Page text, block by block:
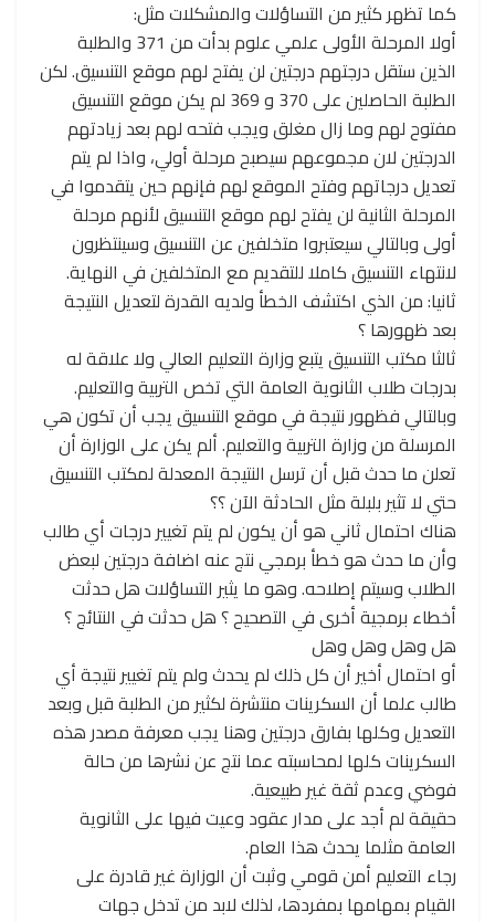
كما تظهر كثير من التساؤلات والمشكلات مثل:
أولا المرحلة الأولى علمي علوم بدأت من 371 والطلبة
الذين ستقل درجتهم درجتين لن يفتح لهم موقع التنسيق. لكن
الطلبة الحاصلين على 370 و 369 لم يكن موقع التنسيق
مفتوح لهم وما زال مغلق ويجب فتحه لهم بعد زيادتهم
الدرجتين لان مجموعهم سيصبح مرحلة أولي، واذا لم يتم
تعديل درجاتهم وفتح الموقع لهم فإنهم حين يتقدموا في
المرحلة الثانية لن يفتح لهم موقع التنسيق لأنهم مرحلة
أولى وبالتالي سيعتبروا متخلفين عن التنسيق وسينتظرون
لانتهاء التنسيق كاملا للتقديم مع المتخلفين في النهاية.
ثانيا: من الذي اكتشف الخطأ ولديه القدرة لتعديل النتيجة
بعد ظهورها ؟
ثالثا مكتب التنسيق يتبع وزارة التعليم العالي ولا علاقة له
بدرجات طلاب الثانوية العامة التي تخص التربية والتعليم.
وبالتالي فظهور نتيجة في موقع التنسيق يجب أن تكون هي
المرسلة من وزارة التربية والتعليم. ألم يكن على الوزارة أن
تعلن ما حدث قبل أن ترسل النتيجة المعدلة لمكتب التنسيق
حتي لا تثير بلبلة مثل الحادثة الآن ؟؟
هناك احتمال ثاني هو أن يكون لم يتم تغيير درجات أي طالب
وأن ما حدث هو خطأ برمجي نتج عنه اضافة درجتين لبعض
الطلاب وسيتم إصلاحه. وهو ما يثير التساؤلات هل حدثت
أخطاء برمجية أخرى في التصحيح ؟ هل حدثت في النتائج ؟
هل وهل وهل وهل
أو احتمال أخير أن كل ذلك لم يحدث ولم يتم تغيير نتيجة أي
طالب علما أن السكرينات منتشرة لكثير من الطلبة قبل وبعد
التعديل وكلها بفارق درجتين وهنا يجب معرفة مصدر هذه
السكرينات كلها لمحاسبته عما نتج عن نشرها من حالة
فوضي وعدم ثقة غير طبيعية.
حقيقة لم أجد على مدار عقود وعيت فيها على الثانوية
العامة مثلما يحدث هذا العام.
رجاء التعليم أمن قومي وثبت أن الوزارة غير قادرة على
القيام بمهامها بمفردها، لذلك لابد من تدخل جهات